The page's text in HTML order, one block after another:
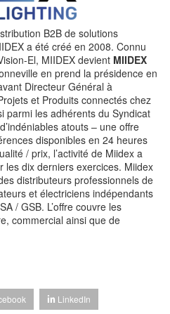
B2B de solutions
a été créé en 2008. Connu
El, MIIDEX devient MIIDEX
en prend la présidence en
Directeur Général à
et Produits connectés chez
parmi les adhérents du Syndicat
atouts – une offre
disponibles en 24 heures
/ prix, l’activité de Miidex a
les dix derniers exercices. Miidex
distributeurs professionnels de
et électriciens indépendants
/ GSB. L’offre couvre les
commercial ainsi que de
LinkedIn